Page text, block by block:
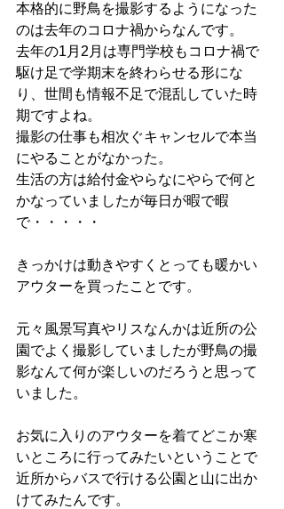
本格的に野鳥を撮影するようになった
のは去年のコロナ禍からなんです。
去年の1月2月は専門学校もコロナ禍で
駆け足で学期末を終わらせる形にな
り、世間も情報不足で混乱していた時
期ですよね。
撮影の仕事も相次ぐキャンセルで本当
にやることがなかった。
生活の方は給付金やらなにやらで何と
かなっていましたが毎日が暇で暇
で・・・・・
きっかけは動きやすくとっても暖かい
アウターを買ったことです。
元々風景写真やリスなんかは近所の公
園でよく撮影していましたが野鳥の撮
影なんて何が楽しいのだろうと思って
いました。
お気に入りのアウターを着てどこか寒
いところに行ってみたいということで
近所からバスで行ける公園と山に出か
けてみたんです。